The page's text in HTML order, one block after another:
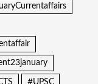
#UPSC